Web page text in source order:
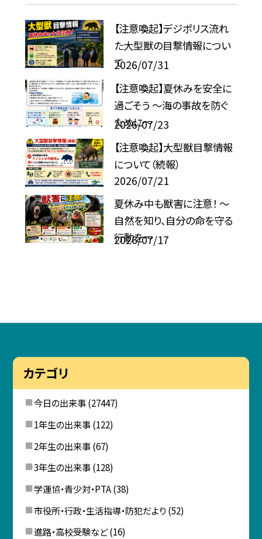
【注意喚起】デジポリス流れ
た大型獣の目撃情報につい
て
2026/07/31
【注意喚起】夏休みを安全に
過ごそう ～海の事故を防ぐ
ために～
2026/07/23
【注意喚起】大型獣目撃情報
について（続報）
2026/07/21
夏休み中も獣害に注意！ ～
自然を知り、自分の命を守る
行動を～
2026/07/17
カテゴリ
今日の出来事(27447)
1年生の出来事(122)
2年生の出来事(67)
3年生の出来事(128)
学運協・青少対・PTA(38)
市役所・行政・生活指導・防犯だより (52)
進路・高校受験など(16)